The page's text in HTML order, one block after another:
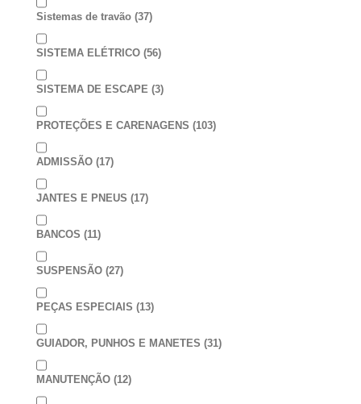
Sistemas de travão (37)
SISTEMA ELÉTRICO (56)
SISTEMA DE ESCAPE (3)
PROTEÇÕES E CARENAGENS (103)
ADMISSÃO (17)
JANTES E PNEUS (17)
BANCOS (11)
SUSPENSÃO (27)
PEÇAS ESPECIAIS (13)
GUIADOR, PUNHOS E MANETES (31)
MANUTENÇÃO (12)